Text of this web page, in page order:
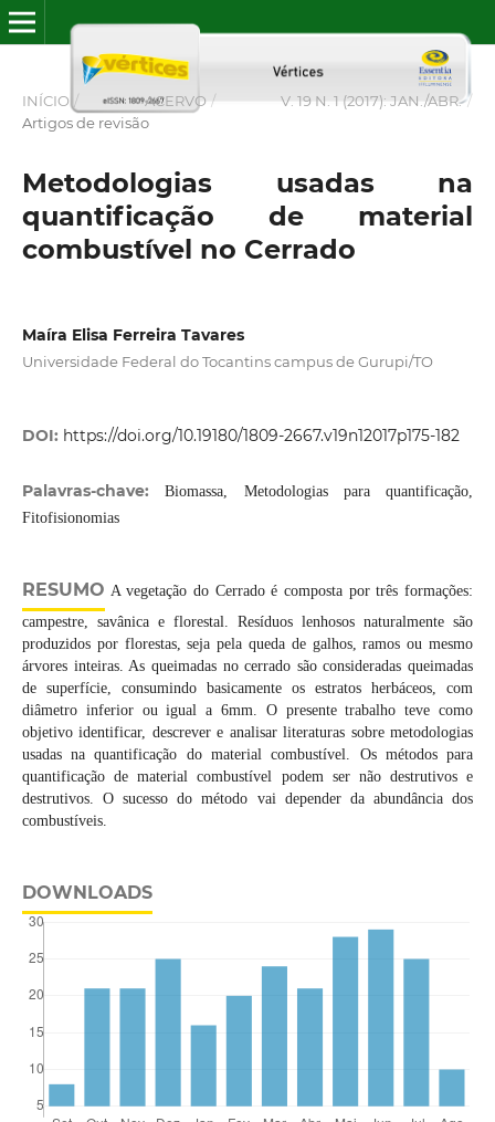
INÍCIO / ACERVO / V. 19 N. 1 (2017): JAN./ABR. /
Artigos de revisão
Metodologias usadas na
quantificação de material
combustível no Cerrado
Maíra Elisa Ferreira Tavares
Universidade Federal do Tocantins campus de Gurupi/TO
DOI: https://doi.org/10.19180/1809-2667.v19n12017p175-182
Palavras-chave:Biomassa, Metodologias para quantificação,
Fitofisionomias
RESUMO A vegetação do Cerrado é composta por três formações:
campestre, savânica e florestal. Resíduos lenhosos naturalmente são
produzidos por florestas, seja pela queda de galhos, ramos ou mesmo
árvores inteiras. As queimadas no cerrado são consideradas queimadas
de superfície, consumindo basicamente os estratos herbáceos, com
diâmetro inferior ou igual a 6mm. O presente trabalho teve como
objetivo identificar, descrever e analisar literaturas sobre metodologias
usadas na quantificação do material combustível. Os métodos para
quantificação de material combustível podem ser não destrutivos e
destrutivos. O sucesso do método vai depender da abundância dos
combustíveis.
DOWNLOADS